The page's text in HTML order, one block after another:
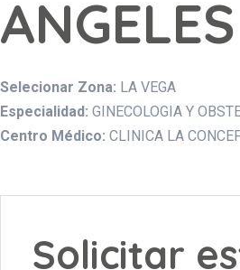
ANGELES
Selecionar Zona: LA VEGA
Especialidad: GINECOLOGIA Y
Centro Médico: CLINICA LA
Solicitar